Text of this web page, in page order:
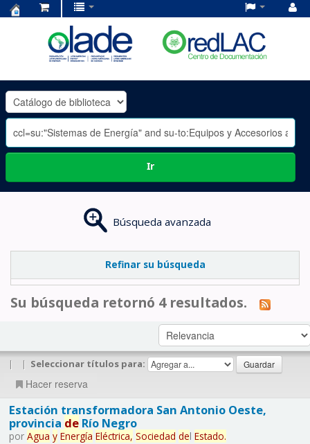
OLADE
-
Ir
Búsqueda avanzada
Refinar su búsqueda
Su búsqueda retornó 4 resultados.
| | Seleccionar títulos para:
Hacer reserva
Estación transformadora San Antonio Oeste,
provincia deRío Negro
por Agua y Energía Eléctrica, Sociedad del Estado.